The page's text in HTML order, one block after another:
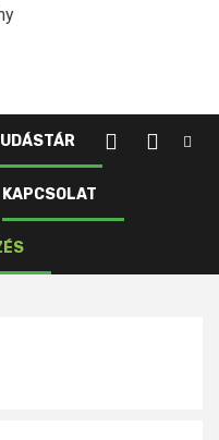
KAPCSOLAT
I.